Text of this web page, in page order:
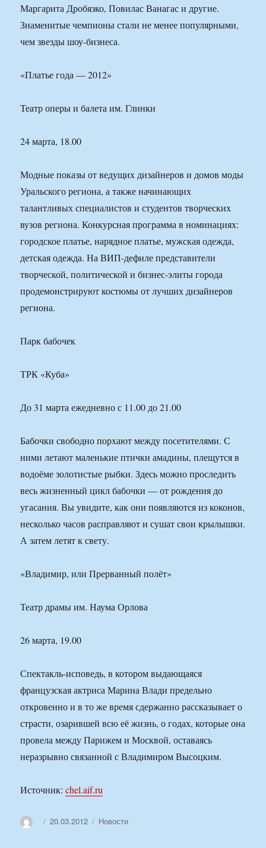
Маргарита Дробязко, Повилас Ванагас и другие.
Знаменитые чемпионы стали не менее популярными,
чем звезды шоу-бизнеса.
«Платье года — 2012»
Театр оперы и балета им. Глинки
24 марта, 18.00
Модные показы от ведущих дизайнеров и домов моды
Уральского региона, а также начинающих
талантливых специалистов и студентов творческих
вузов региона. Конкурсная программа в номинациях:
городское платье, нарядное платье, мужская одежда,
детская одежда. На ВИП-дефиле представители
творческой, политической и бизнес-элиты города
продемонстрируют костюмы от лучших дизайнеров
региона.
Парк бабочек
ТРК «Куба»
До 31 марта ежедневно с 11.00 до 21.00
Бабочки свободно порхают между посетителями. С
ними летают маленькие птички амадины, плещутся в
водоёме золотистые рыбки. Здесь можно проследить
весь жизненный цикл бабочки — от рождения до
угасания. Вы увидите, как они появляются из коконов,
несколько часов расправляют и сушат свои крылышки.
А затем летят к свету.
«Владимир, или Прерванный полёт»
Театр драмы им. Наума Орлова
26 марта, 19.00
Спектакль-исповедь, в котором выдающаяся
французская актриса Марина Влади предельно
откровенно и в то же время сдержанно рассказывает о
страсти, озарившей всю её жизнь, о годах, которые она
провела между Парижем и Москвой, оставаясь
неразрывно связанной с Владимиром Высоцким.
Источник:chel.aif.ru
АвторОпубликовано
20.03.2012 Рубрики
Новости